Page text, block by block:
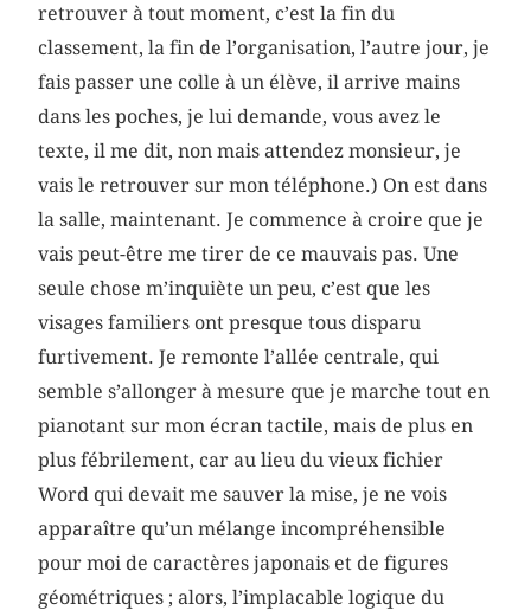
retrouver à tout moment, c’est la fin du
classement, la fin de l’organisation, l’autre jour, je
fais passer une colle à un élève, il arrive mains
dans les poches, je lui demande, vous avez le
texte, il me dit, non mais attendez monsieur, je
vais le retrouver sur mon téléphone.) On est dans
la salle, maintenant. Je commence à croire que je
vais peut-être me tirer de ce mauvais pas. Une
seule chose m’inquiète un peu, c’est que les
visages familiers ont presque tous disparu
furtivement. Je remonte l’allée centrale, qui
semble s’allonger à mesure que je marche tout en
pianotant sur mon écran tactile, mais de plus en
plus fébrilement, car au lieu du vieux fichier
Word qui devait me sauver la mise, je ne vois
apparaître qu’un mélange incompréhensible
pour moi de caractères japonais et de figures
géométriques ; alors, l’implacable logique du